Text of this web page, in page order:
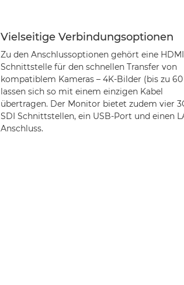
Vielseitige Verbindungsoptionen
Zu den Anschlussoptionen gehört eine
Schnittstelle für den schnellen Transfer von
kompatiblem Kameras – 4K-Bilder (bis zu 60
lassen sich so mit einem einzigen Kabel
übertragen. Der Monitor bietet zudem vier
SDI Schnittstellen, ein USB-Port und einen
Anschluss.